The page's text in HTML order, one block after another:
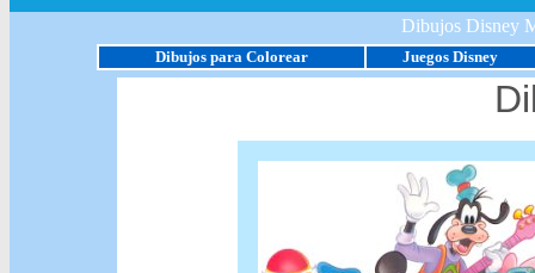
Dibujos Disney
Dibujos para Colorear Juegos Disney